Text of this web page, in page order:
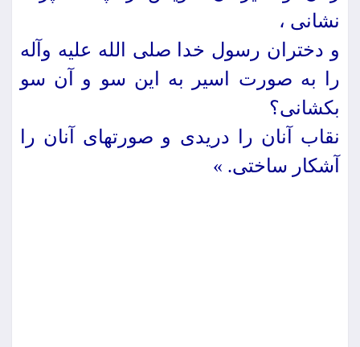
نشانى ،
و دختران رسول خدا صلى الله علیه وآله
را به صورت اسیر به این سو و آن سو
بكشانى؟
نقاب آنان را دریدى و صورت‏هاى آنان را
آشكار ساختى. »